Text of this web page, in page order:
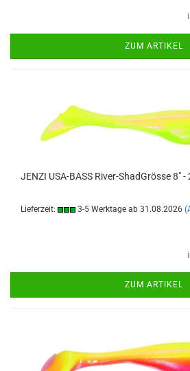
ZUM ARTIKEL
JENZI USA-BASS River-ShadGrösse 8" -
Lieferzeit: 3-5 Werktage ab 31.08.2026
ZUM ARTIKEL